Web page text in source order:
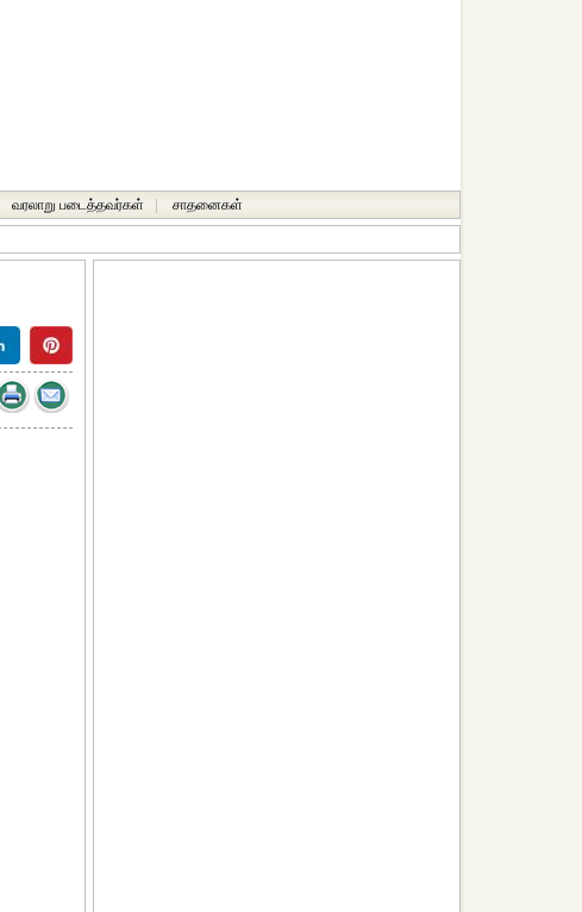
வரலாறு படைத்தவர்கள் சாதனைகள்‎